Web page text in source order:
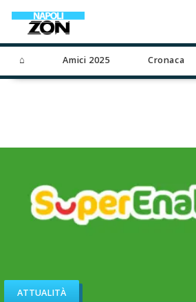
⌂ Amici 2025 Cronaca
ATTUALITÀ